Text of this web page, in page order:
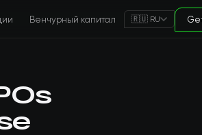
Венчурный капитал 🇷🇺 RU